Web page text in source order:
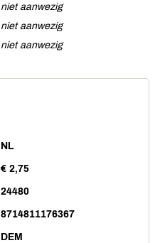
niet aanwezig
niet aanwezig
niet aanwezig
NL
€ 2,75
24480
8714811176367
DEM